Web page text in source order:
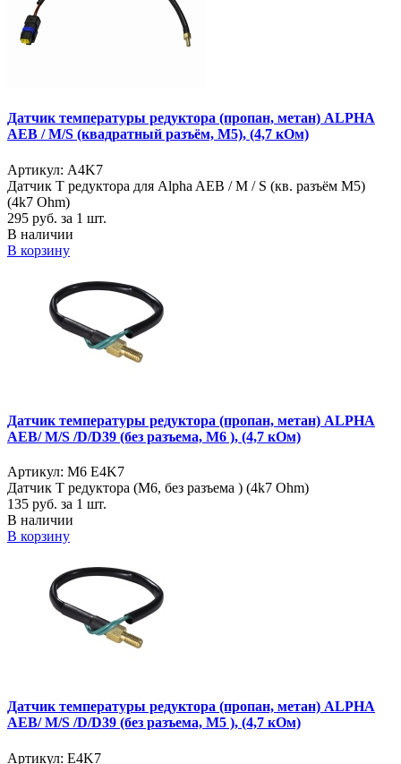
Датчик температуры редуктора (пропан, метан) ALPHA
AEB / M/S (квадратный разъём, M5), (4,7 кОм)
Артикул: A4K7
Датчик Т редуктора для Alpha AEB / M / S (кв. разъём M5)
(4k7 Ohm)
295 руб. за 1 шт.
В наличии
В корзину
Датчик температуры редуктора (пропан, метан) ALPHA
AEB/ M/S /D/D39 (без разъема, M6 ), (4,7 кОм)
Артикул: M6 E4K7
Датчик Т редуктора (M6, без разъема ) (4k7 Ohm)
135 руб. за 1 шт.
В наличии
В корзину
Датчик температуры редуктора (пропан, метан) ALPHA
AEB/ M/S /D/D39 (без разъема, M5 ), (4,7 кОм)
Артикул: E4K7